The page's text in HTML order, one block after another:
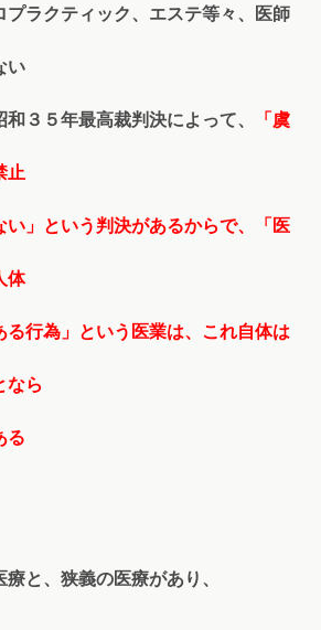
プラクティック、エステ等々、医師
い
３５年最高裁判決によって、 「虞
止
い」という判決があるからで、「医
体
る行為」という医業は、これ自体は
なら
る
と、狭義の医療があり、